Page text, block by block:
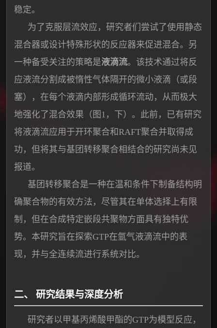
稳定。
为了克服层流效应，研究者们尝试了使用静态
混合器或设计特殊形状的反应器来促进混合。另
一种备受关注的策略是液滴流。该技术通过将反
应液流分割成被惰性气体隔开的微小液滴（或段
塞），在每个液滴内部形成循环流动，从而极大
地强化了混合效果（图1，下）。此前，已有研究
将液滴流应用于开环聚合和RAFT聚合并取得成
功，但将其与基团转移聚合相结合的研究尚未见
报道。
基团转移聚合是一种在温和条件下制备结构明
确聚合物的有效方法，尽管其在单体选择上有限
制，但在合成特定嵌段共聚物方面具有独特优
势。本研究旨在探索GTP在氩气液滴流中的表
现，并与全连续流进行系统对比。
二、 研究结果与深度分析
研究者以甲基丙烯酸甲酯的GTP为模型反应，